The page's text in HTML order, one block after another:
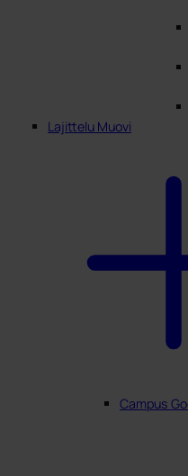
Lajittelu Muovi
Campus